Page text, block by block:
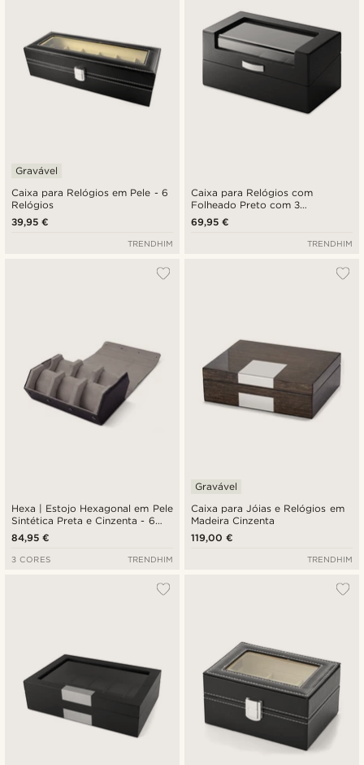
Caixa para Relógios em Pele - 6
Relógios
Gravável
39,95 €
TRENDHIM
Caixa para Relógios com
Folheado Preto com 3
Compartimentos
69,95 €
TRENDHIM
Hexa | Estojo Hexagonal em Pele
Sintética Preta e Cinzenta - 6
Relógios
84,95 €
3 CORES TRENDHIM
Caixa para Jóias e Relógios em
Madeira Cinzenta
Gravável
119,00 €
TRENDHIM